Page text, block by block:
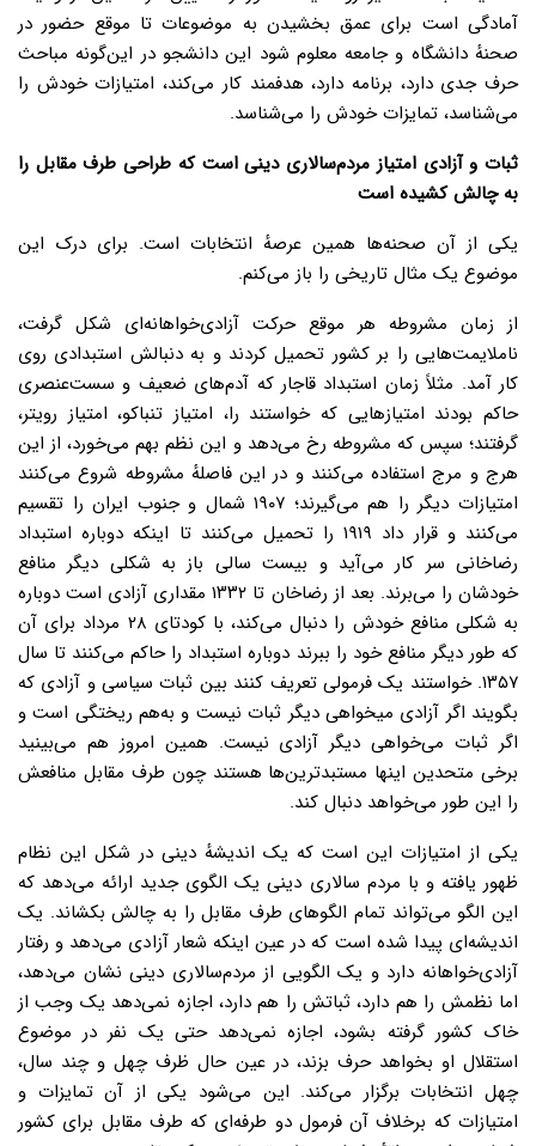
آمادگی است برای عمق بخشیدن به موضوعات تا موقع حضور در
صحنهٔ دانشگاه و جامعه معلوم شود این دانشجو در این‌گونه مباحث
حرف جدی دارد، برنامه دارد، هدفمند کار می‌کند، امتیازات خودش را
می‌شناسد، تمایزات خودش را می‌شناسد.
ثبات و آزادی امتیاز مردم‌سالاری دینی است که طراحی طرف مقابل را
به چالش کشیده است
یکی از آن صحنه‌ها همین عرصهٔ انتخابات است. برای درک این
موضوع یک مثال تاریخی را باز می‌کنم.
از زمان مشروطه هر موقع حرکت آزادی‌خواهانه‌ای شکل گرفت،
ناملایمت‌هایی را بر کشور تحمیل کردند و به دنبالش استبدادی روی
کار آمد. مثلاً زمان استبداد قاجار که آدم‌های ضعیف و سست‌عنصری
حاکم بودند امتیازهایی که خواستند را، امتیاز تنباکو، امتیاز رویتر،
گرفتند؛ سپس که مشروطه رخ می‌دهد و این نظم بهم می‌خورد، از این
هرج و مرج استفاده می‌کنند و در این فاصلهٔ مشروطه شروع می‌کنند
امتیازات دیگر را هم می‌گیرند؛ ۱۹۰۷ شمال و جنوب ایران را تقسیم
می‌کنند و قرار داد ۱۹۱۹ را تحمیل می‌کنند تا اینکه دوباره استبداد
رضاخانی سر کار می‌آید و بیست سالی باز به شکلی دیگر منافع
خودشان را می‌برند. بعد از رضاخان تا ۱۳۳۲ مقداری آزادی است دوباره
به شکلی منافع خودش را دنبال می‌کند، با کودتای ۲۸ مرداد برای آن
که طور دیگر منافع خود را ببرند دوباره استبداد را حاکم می‌کنند تا سال
۱۳۵۷. خواستند یک فرمولی تعریف کنند بین ثبات سیاسی و آزادی که
بگویند اگر آزادی میخواهی دیگر ثبات نیست و به‌هم ریختگی است و
اگر ثبات می‌خواهی دیگر آزادی نیست. همین امروز هم می‌بینید
برخی متحدین اینها مستبدترین‌ها هستند چون طرف مقابل منافعش
را این طور می‌خواهد دنبال کند.
یکی از امتیازات این است که یک اندیشهٔ دینی در شکل این نظام
ظهور یافته و با مردم سالاری دینی یک الگوی جدید ارائه می‌دهد که
این الگو می‌تواند تمام الگوهای طرف مقابل را به چالش بکشاند. یک
اندیشه‌ای پیدا شده است که در عین اینکه شعار آزادی می‌دهد و رفتار
آزادی‌خواهانه دارد و یک الگویی از مردم‌سالاری دینی نشان می‌دهد،
اما نظمش را هم دارد، ثباتش را هم دارد، اجازه نمی‌دهد یک وجب از
خاک کشور گرفته بشود، اجازه نمی‌دهد حتی یک نفر در موضوع
استقلال او بخواهد حرف بزند، در عین حال ظرف چهل و چند سال،
چهل انتخابات برگزار می‌کند. این می‌شود یکی از آن تمایزات و
امتیازات که برخلاف آن فرمول دو طرفه‌ای که طرف مقابل برای کشور